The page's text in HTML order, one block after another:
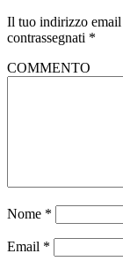
Il tuo indirizzo email
contrassegnati *
COMMENTO
Nome *
Email *